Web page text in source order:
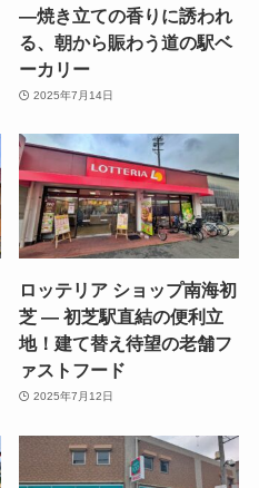
—焼き立ての香りに誘われ
る、朝から賑わう道の駅ベ
ーカリー
2025年7月14日
ロッテリア ショップ南海初
芝 — 初芝駅直結の便利立
地！建て替え待望の老舗フ
ァストフード
2025年7月12日